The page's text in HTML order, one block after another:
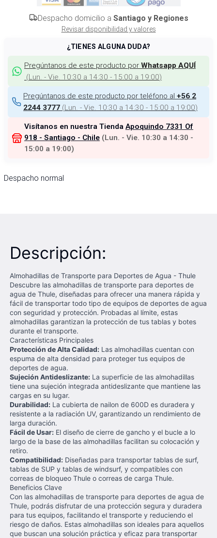
Despacho domicilio a Santiago y Regiones
Revisar disponibilidad y valores
¿TIENES ALGUNA DUDA?
Pregúntanos de este producto por Whatsapp AQUÍ
(Lun. - Vie. 10:30 a 14:30 - 15:00 a 19:00)
Pregúntanos de este producto por teléfono al +56 2
2244 3777 (Lun. - Vie. 10:30 a 14:30 - 15:00 a 19:00)
Visítanos en nuestra Tienda Apoquindo 7331 Of
918 - Santiago - Chile (Lun. - Vie. 10:30 a 14:30 -
15:00 a 19:00)
Despacho normal
Descripción:
Almohadillas de Transporte para Deportes de Agua - Thule
Descubre las almohadillas de transporte para deportes de
agua de Thule, diseñadas para ofrecer una manera rápida y
fácil de transportar todo tipo de equipos de deportes de agua
con seguridad y protección. Probadas al límite, estas
almohadillas garantizan la protección de tus tablas y botes
durante el transporte.
Características Principales
Protección de Alta Calidad: Las almohadillas cuentan con
espuma de alta densidad para proteger tus equipos de
deportes de agua.
Sujeción Antideslizante: La superficie de las almohadillas
tiene una sujeción integrada antideslizante que mantiene las
cargas en su lugar.
Durabilidad: La cubierta de nailon de 600D es duradera y
resistente a la radiación UV, garantizando un rendimiento de
larga duración.
Fácil de Usar: El diseño de cierre de gancho y el bucle a lo
largo de la base de las almohadillas facilitan su colocación y
retiro.
Compatibilidad: Diseñadas para transportar tablas de surf,
tablas de SUP y tablas de windsurf, y compatibles con
correas de bloqueo Thule o correas de carga Thule.
Beneficios Clave
Con las almohadillas de transporte para deportes de agua de
Thule, podrás disfrutar de una protección segura y duradera
para tus equipos, facilitando el transporte y reduciendo el
riesgo de daños. Estas almohadillas son ideales para aquellos
que buscan una solución práctica y eficaz para transportar